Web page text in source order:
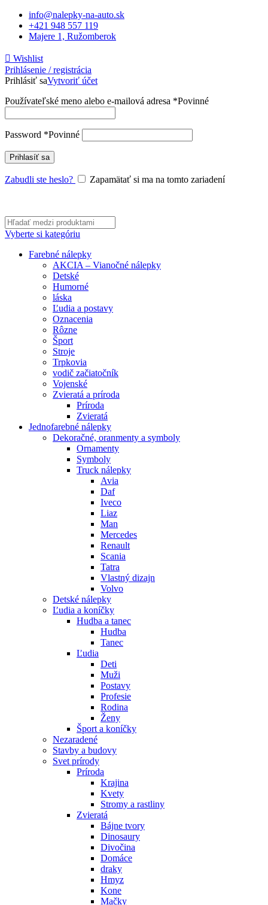
info@nalepky-na-auto.sk
+421 948 557 119
Majere 1, Ružomberok
Wishlist
Prihlásenie / registrácia
Prihlásiť saVytvoriť účet
Používateľské meno alebo e-mailová adresa *Povinné
Password *Povinné
Prihlasíť sa
Zabudli ste heslo? Zapamätať si ma na tomto zariadení
Vyberte si kategóriu
Farebné nálepky
AKCIA – Vianočné nálepky
Detské
Humorné
láska
Ľudia a postavy
Oznacenia
Rôzne
Šport
Stroje
Trpkovia
vodič začiatočník
Vojenské
Zvieratá a príroda
Príroda
Zvieratá
Jednofarebné nálepky
Dekoračné, oranmenty a symboly
Ornamenty
Symboly
Truck nálepky
Avia
Daf
Iveco
Liaz
Man
Mercedes
Renault
Scania
Tatra
Vlastný dizajn
Volvo
Detské nálepky
Ľudia a koníčky
Hudba a tanec
Hudba
Tanec
Ľudia
Deti
Muži
Postavy
Profesie
Rodina
Ženy
Šport a koníčky
Nezaradené
Stavby a budovy
Svet prírody
Príroda
Krajina
Kvety
Stromy a rastliny
Zvieratá
Bájne tvory
Dinosaury
Divočina
Domáce
draky
Hmyz
Kone
Mačky